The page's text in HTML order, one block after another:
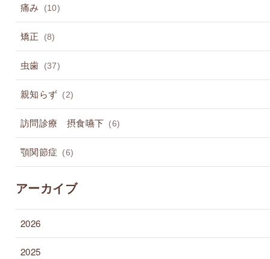
痛み (10)
矯正 (8)
虫歯 (37)
親知らず (2)
訪問診療 摂食嚥下 (6)
顎関節症 (6)
アーカイブ
2026
2025